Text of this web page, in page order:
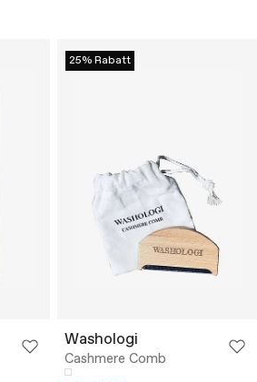
25% Rabatt
Washologi
Cashmere Comb